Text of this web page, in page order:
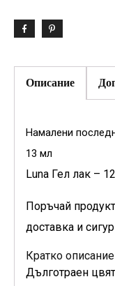
Описание
Намалени
13 мл
Luna Гел лак –
Поръчай
доставка и
Кратко описание
Дълготраен